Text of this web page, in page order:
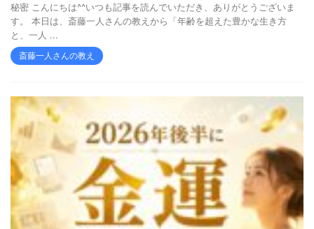
秘密 こんにちは^^いつも記事を読んでいただき、ありがとうございま
す。 本日は、斎藤一人さんの教えから「年齢を超えた豊かな生き方
と、一人 ...
斎藤一人さんの教え